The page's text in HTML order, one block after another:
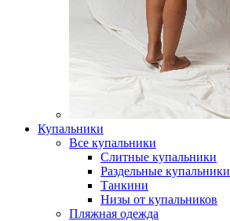
Купальники
Все купальники
Слитные купальники
Раздельные купальники
Танкини
Низы от купальников
Пляжная одежда